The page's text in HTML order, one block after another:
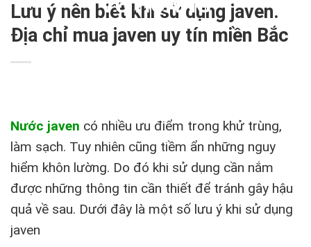
Lưu ý nên biết khi sử dụng javen.
Địa chỉ mua javen uy tín miền Bắc
Nước javen có nhiều ưu điểm trong khử trùng,
làm sạch. Tuy nhiên cũng tiềm ẩn những nguy
hiểm khôn lường. Do đó khi sử dụng cần nắm
được những thông tin cần thiết để tránh gây hậu
quả về sau. Dưới đây là một số lưu ý khi sử dụng
javen